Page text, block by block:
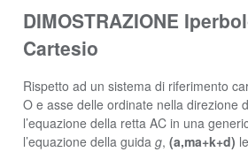
DIMOSTRAZIONE
Cartesio
Rispetto ad un sistema di riferimento
O e asse delle ordinate nella direzione
l’equazione della retta AC in una
l’equazione della guida g, (a,ma+k+d)